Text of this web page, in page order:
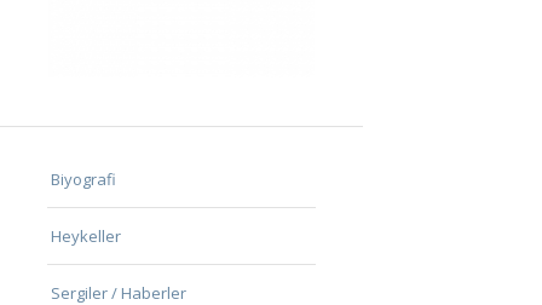
Biyografi
Heykeller
Sergiler / Haberler